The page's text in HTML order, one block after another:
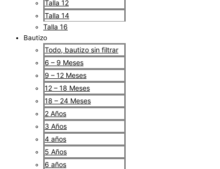
Talla 12
Talla 14
Talla 16
Bautizo
Todo, bautizo sin filtrar
6 – 9 Meses
9 – 12 Meses
12 – 18 Meses
18 – 24 Meses
2 Años
3 Años
4 años
5 Años
6 años